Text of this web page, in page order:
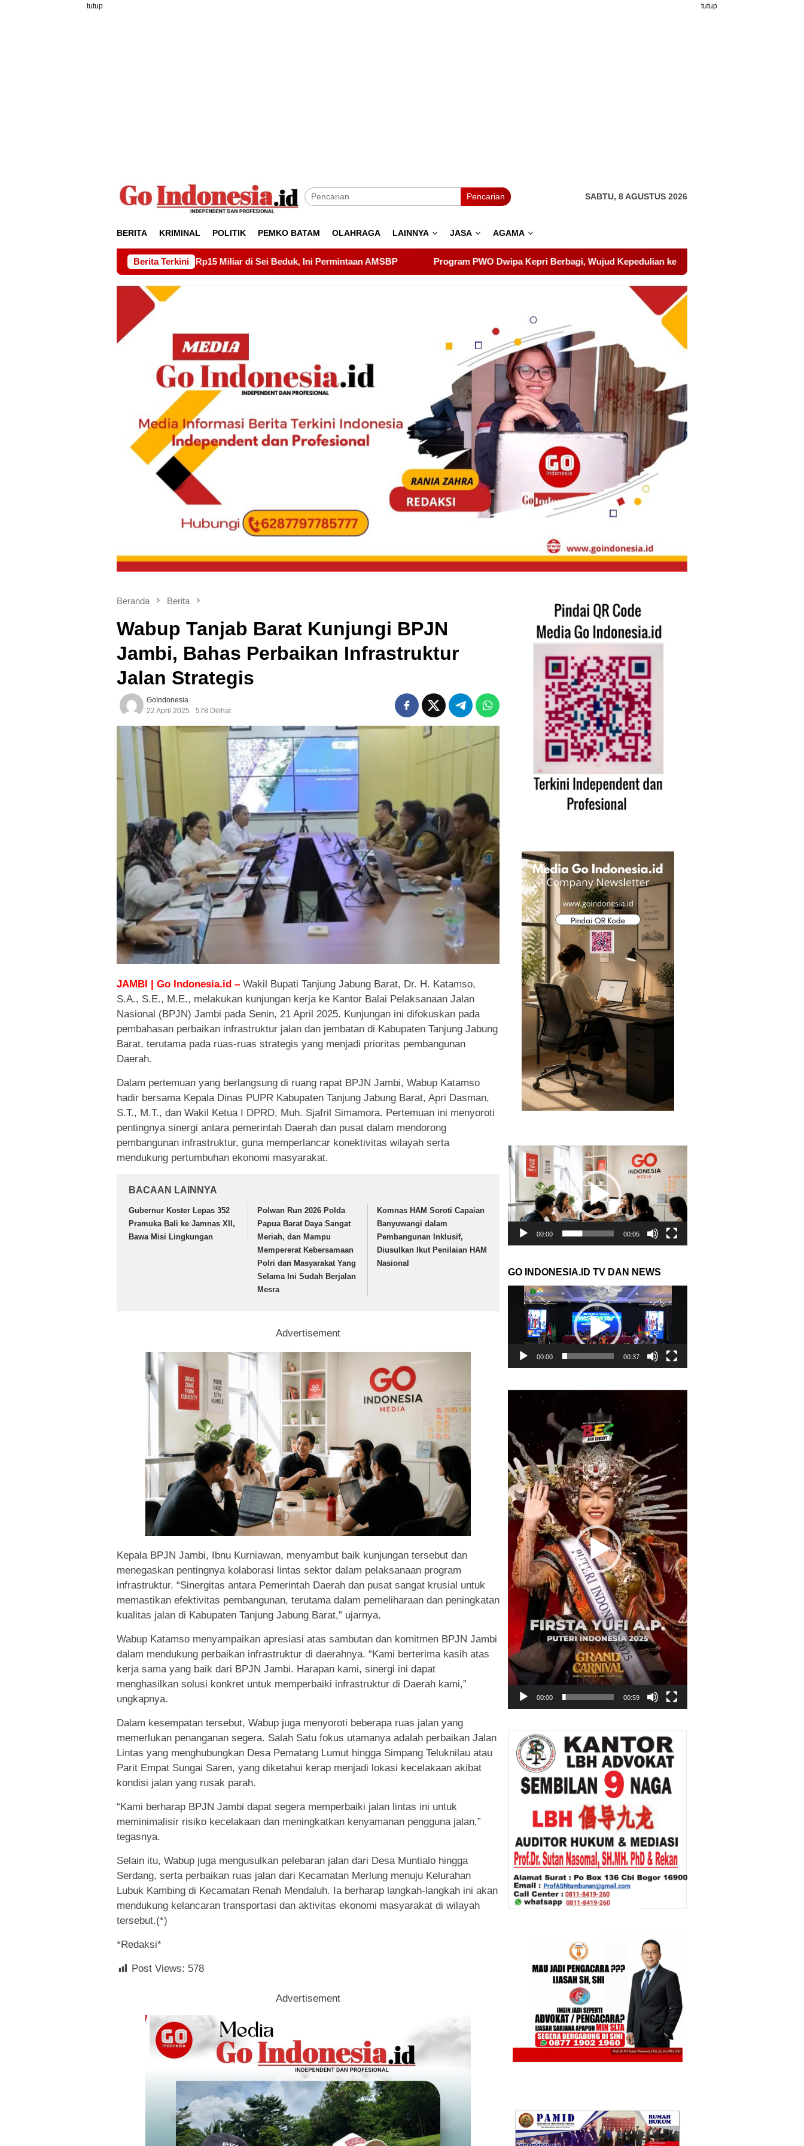
tutup tutup
Pencarian SABTU, 8 AGUSTUS 2026
BERITA KRIMINAL POLITIK PEMKO BATAM OLAHRAGA LAINNYA JASA AGAMA
Berita Terkini
Drainase Rp15 Miliar di Sei Beduk, Ini Permintaan AMSBP Program PWO Dwipa Kepri Berbagi, Wujud Kepedulian kepada Pondok Tahfidz Yatim dan Dhuafa Al-Aqsho Batam
Beranda Berita
Wabup Tanjab Barat Kunjungi BPJN
Jambi, Bahas Perbaikan Infrastruktur
Jalan Strategis
GoIndonesia
22 April 2025
578 Dilihat
JAMBI | Go Indonesia.id – Wakil Bupati Tanjung Jabung Barat, Dr. H. Katamso,
S.A., S.E., M.E., melakukan kunjungan kerja ke Kantor Balai Pelaksanaan Jalan
Nasional (BPJN) Jambi pada Senin, 21 April 2025. Kunjungan ini difokuskan pada
pembahasan perbaikan infrastruktur jalan dan jembatan di Kabupaten Tanjung Jabung
Barat, terutama pada ruas-ruas strategis yang menjadi prioritas pembangunan
Daerah.
Dalam pertemuan yang berlangsung di ruang rapat BPJN Jambi, Wabup Katamso
hadir bersama Kepala Dinas PUPR Kabupaten Tanjung Jabung Barat, Apri Dasman,
S.T., M.T., dan Wakil Ketua I DPRD, Muh. Sjafril Simamora. Pertemuan ini menyoroti
pentingnya sinergi antara pemerintah Daerah dan pusat dalam mendorong
pembangunan infrastruktur, guna memperlancar konektivitas wilayah serta
mendukung pertumbuhan ekonomi masyarakat.
BACAAN LAINNYA
Gubernur Koster Lepas 352
Pramuka Bali ke Jamnas XII,
Bawa Misi Lingkungan
Polwan Run 2026 Polda
Papua Barat Daya Sangat
Meriah, dan Mampu
Mempererat Kebersamaan
Polri dan Masyarakat Yang
Selama Ini Sudah Berjalan
Mesra
Komnas HAM Soroti Capaian
Banyuwangi dalam
Pembangunan Inklusif,
Diusulkan Ikut Penilaian HAM
Nasional
Advertisement
Kepala BPJN Jambi, Ibnu Kurniawan, menyambut baik kunjungan tersebut dan
menegaskan pentingnya kolaborasi lintas sektor dalam pelaksanaan program
infrastruktur. “Sinergitas antara Pemerintah Daerah dan pusat sangat krusial untuk
memastikan efektivitas pembangunan, terutama dalam pemeliharaan dan peningkatan
kualitas jalan di Kabupaten Tanjung Jabung Barat,” ujarnya.
Wabup Katamso menyampaikan apresiasi atas sambutan dan komitmen BPJN Jambi
dalam mendukung perbaikan infrastruktur di daerahnya. “Kami berterima kasih atas
kerja sama yang baik dari BPJN Jambi. Harapan kami, sinergi ini dapat
menghasilkan solusi konkret untuk memperbaiki infrastruktur di Daerah kami,”
ungkapnya.
Dalam kesempatan tersebut, Wabup juga menyoroti beberapa ruas jalan yang
memerlukan penanganan segera. Salah Satu fokus utamanya adalah perbaikan Jalan
Lintas yang menghubungkan Desa Pematang Lumut hingga Simpang Teluknilau atau
Parit Empat Sungai Saren, yang diketahui kerap menjadi lokasi kecelakaan akibat
kondisi jalan yang rusak parah.
“Kami berharap BPJN Jambi dapat segera memperbaiki jalan lintas ini untuk
meminimalisir risiko kecelakaan dan meningkatkan kenyamanan pengguna jalan,”
tegasnya.
Selain itu, Wabup juga mengusulkan pelebaran jalan dari Desa Muntialo hingga
Serdang, serta perbaikan ruas jalan dari Kecamatan Merlung menuju Kelurahan
Lubuk Kambing di Kecamatan Renah Mendaluh. Ia berharap langkah-langkah ini akan
mendukung kelancaran transportasi dan aktivitas ekonomi masyarakat di wilayah
tersebut.(*)
*Redaksi*
Post Views: 578
Advertisement
Pemutar
Video
00:00 00:05
GO INDONESIA.ID TV DAN NEWS
Pemutar
Video
00:00 00:37
Pemutar
00:00 00:59